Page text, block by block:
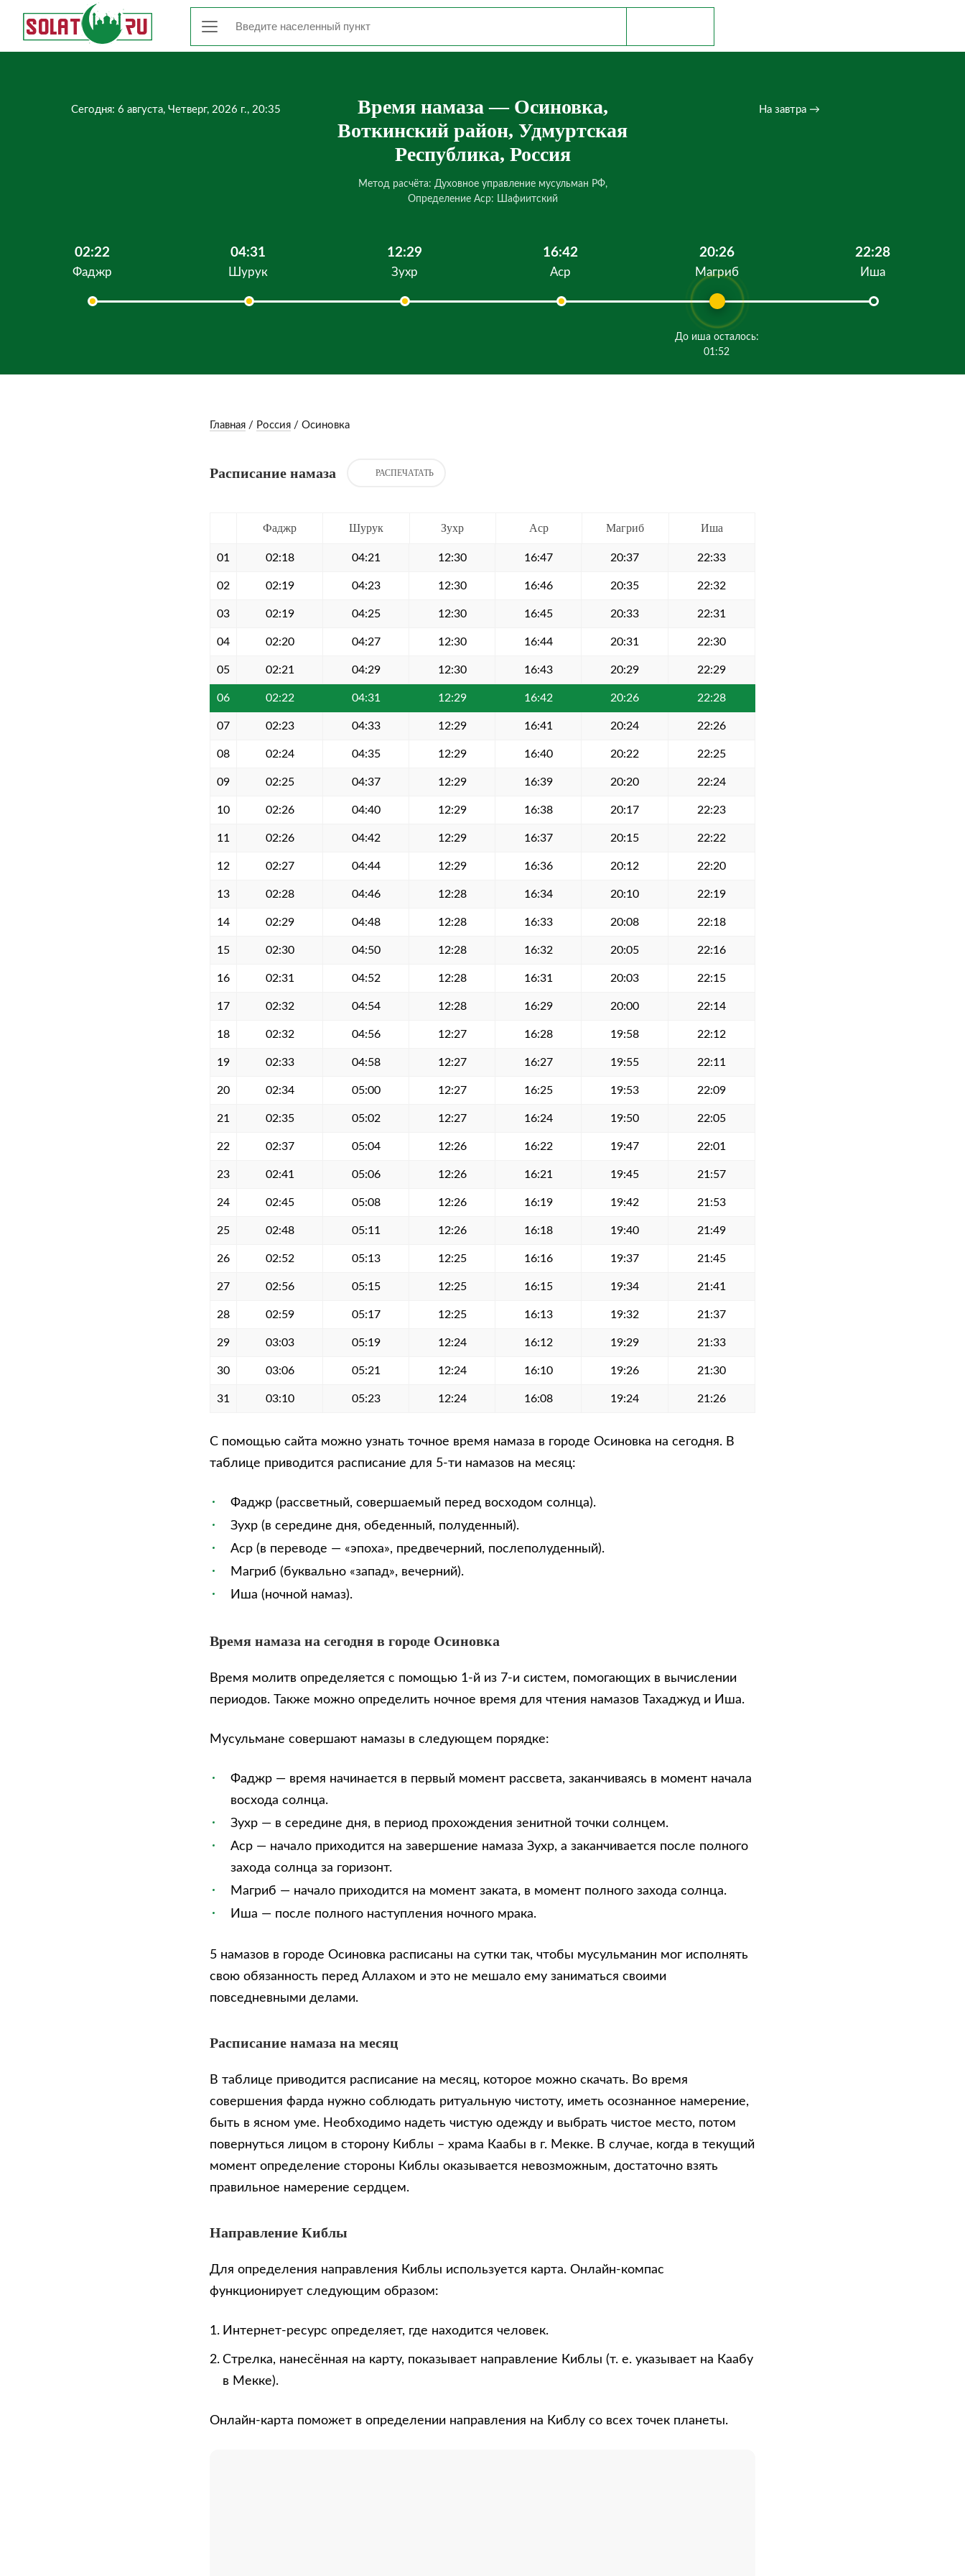
Сегодня: 6 августа, Четверг, 2026 г., 20:35
Время намаза — Осиновка,
Воткинский район, Удмуртская
Республика, Россия
Метод расчёта: Духовное управление мусульман РФ,
Определение Аср: Шафиитский
На завтра →
02:22
Фаджр
04:31
Шурук
12:29
Зухр
16:42
Аср
20:26
Магриб
До иша осталось:
01:52
22:28
Иша
Главная / Россия / Осиновка
Расписание намаза РАСПЕЧАТАТЬ
Фаджр Шурук Зухр Аср Магриб Иша
01 02:18 04:21 12:30 16:47 20:37 22:33
02 02:19 04:23 12:30 16:46 20:35 22:32
03 02:19 04:25 12:30 16:45 20:33 22:31
04 02:20 04:27 12:30 16:44 20:31 22:30
05 02:21 04:29 12:30 16:43 20:29 22:29
06 02:22 04:31 12:29 16:42 20:26 22:28
07 02:23 04:33 12:29 16:41 20:24 22:26
08 02:24 04:35 12:29 16:40 20:22 22:25
09 02:25 04:37 12:29 16:39 20:20 22:24
10 02:26 04:40 12:29 16:38 20:17 22:23
11 02:26 04:42 12:29 16:37 20:15 22:22
12 02:27 04:44 12:29 16:36 20:12 22:20
13 02:28 04:46 12:28 16:34 20:10 22:19
14 02:29 04:48 12:28 16:33 20:08 22:18
15 02:30 04:50 12:28 16:32 20:05 22:16
16 02:31 04:52 12:28 16:31 20:03 22:15
17 02:32 04:54 12:28 16:29 20:00 22:14
18 02:32 04:56 12:27 16:28 19:58 22:12
19 02:33 04:58 12:27 16:27 19:55 22:11
20 02:34 05:00 12:27 16:25 19:53 22:09
21 02:35 05:02 12:27 16:24 19:50 22:05
22 02:37 05:04 12:26 16:22 19:47 22:01
23 02:41 05:06 12:26 16:21 19:45 21:57
24 02:45 05:08 12:26 16:19 19:42 21:53
25 02:48 05:11 12:26 16:18 19:40 21:49
26 02:52 05:13 12:25 16:16 19:37 21:45
27 02:56 05:15 12:25 16:15 19:34 21:41
28 02:59 05:17 12:25 16:13 19:32 21:37
29 03:03 05:19 12:24 16:12 19:29 21:33
30 03:06 05:21 12:24 16:10 19:26 21:30
31 03:10 05:23 12:24 16:08 19:24 21:26
С помощью сайта можно узнать точное время намаза в городе Осиновка на сегодня. В
таблице приводится расписание для 5-ти намазов на месяц:
Фаджр (рассветный, совершаемый перед восходом солнца).
Зухр (в середине дня, обеденный, полуденный).
Аср (в переводе — «эпоха», предвечерний, послеполуденный).
Магриб (буквально «запад», вечерний).
Иша (ночной намаз).
Время намаза на сегодня в городе Осиновка
Время молитв определяется с помощью 1-й из 7-и систем, помогающих в вычислении
периодов. Также можно определить ночное время для чтения намазов Тахаджуд и Иша.
Мусульмане совершают намазы в следующем порядке:
Фаджр — время начинается в первый момент рассвета, заканчиваясь в момент начала
восхода солнца.
Зухр — в середине дня, в период прохождения зенитной точки солнцем.
Аср — начало приходится на завершение намаза Зухр, а заканчивается после полного
захода солнца за горизонт.
Магриб — начало приходится на момент заката, в момент полного захода солнца.
Иша — после полного наступления ночного мрака.
5 намазов в городе Осиновка расписаны на сутки так, чтобы мусульманин мог исполнять
свою обязанность перед Аллахом и это не мешало ему заниматься своими
повседневными делами.
Расписание намаза на месяц
В таблице приводится расписание на месяц, которое можно скачать. Во время
совершения фарда нужно соблюдать ритуальную чистоту, иметь осознанное намерение,
быть в ясном уме. Необходимо надеть чистую одежду и выбрать чистое место, потом
повернуться лицом в сторону Киблы – храма Каабы в г. Мекке. В случае, когда в текущий
момент определение стороны Киблы оказывается невозможным, достаточно взять
правильное намерение сердцем.
Направление Киблы
Для определения направления Киблы используется карта. Онлайн-компас
функционирует следующим образом:
Интернет-ресурс определяет, где находится человек.
Стрелка, нанесённая на карту, показывает направление Киблы (т. е. указывает на Каабу
в Мекке).
Онлайн-карта поможет в определении направления на Киблу со всех точек планеты.